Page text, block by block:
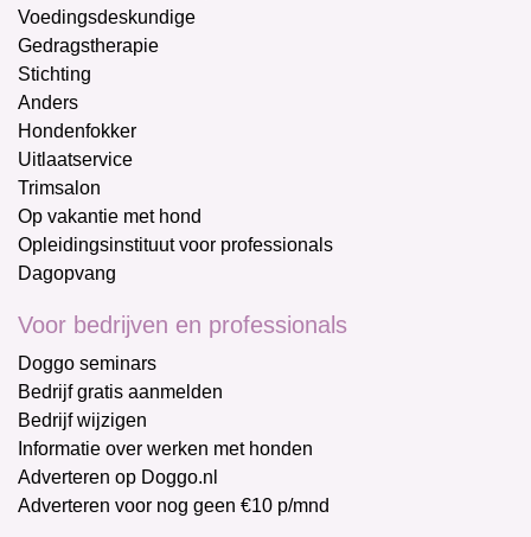
Voedingsdeskundige
Gedragstherapie
Stichting
Anders
Hondenfokker
Uitlaatservice
Trimsalon
Op vakantie met hond
Opleidingsinstituut voor professionals
Dagopvang
Voor bedrijven en professionals
Doggo seminars
Bedrijf gratis aanmelden
Bedrijf wijzigen
Informatie over werken met honden
Adverteren op Doggo.nl
Adverteren voor nog geen €10 p/mnd